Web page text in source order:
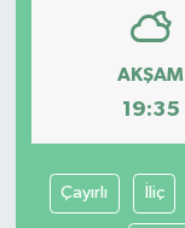
AKŞAM
19:35
Çayırlı İliç